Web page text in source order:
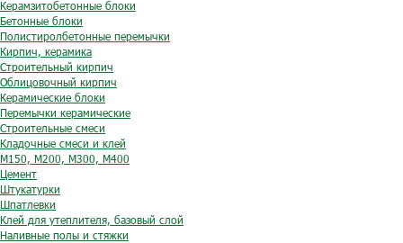
Керамзитобетонные блоки
Бетонные блоки
Полистиролбетонные перемычки
Кирпич, керамика
Строительный кирпич
Облицовочный кирпич
Керамические блоки
Перемычки керамические
Строительные смеси
Кладочные смеси и клей
М150, М200, М300, М400
Цемент
Штукатурки
Шпатлевки
Клей для утеплителя, базовый слой
Наливные полы и стяжки